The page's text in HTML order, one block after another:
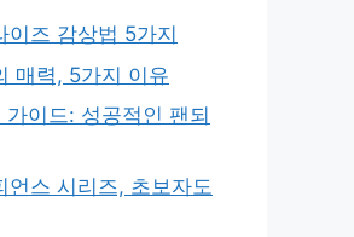
이즈 감상법 5가지
매력, 5가지 이유
가이드: 성공적인 팬되
언스 시리즈, 초보자도